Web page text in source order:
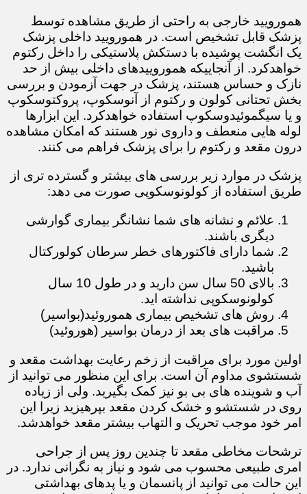
همورویید خارجی به راحتی از طریق مشاهده توسط
پزشک قابل تشخیص است. در همورویید داخلی پزشک
یک انگشت پوشیده با دستکش پلاستیکی را داخل رکتوم
خواهدکرد. از آنجاییکه هموروییدهای داخلی بیش از حد
نازک و حساس هستند، پزشک در جهت آزمودن و بررسی
بخش تحتانی کولون و رکتوم از آنوسکوپ، پروکتوسکوپ
و یا سیگموئیدوسکوپ استفاده خواهدکرد. این ابزارها
لوله هایی منعطف و داروی نور هستند که امکان مشاهده
درون مقعد و رکتوم را برای پزشک فراهم می کنند.
پزشک در موارد زیر بررسی های بیشتر و گسترده تری از
طریق استفاده از کولونوسکوپی صورت می دهد:
علائم و نشانه های شما نشانگر بیماری گوارشی
دیگری باشند.
شما دارای فاکتورهای خطر سرطان کولورکتال
باشید.
بالای 50 سال سن دارید و در طول 10 سال
کولونوسکوپی نداشته اید.​​​​​
روش های تشخیص بیماری هموروئید(بواسیر)
مراقبت های بعد از درمان بواسیر (هوروئید)
اولین مورد برای مراقبت از زخم رعایت بهداشت مقعد و
شستشوی مداوم آن است. برای این منظور می توانید از
آب و شوینده های بی بو نیز کمک بگیرید. ولی از زیاده
روی در شستشو و خشک کردن مقعد بپرهیزید زیرا این
امر خود موجب تحریک و التهاب بیشتر مقعد خواهدشد.
ترشحات مخاطی مقعد تا چندین روز پس از جراحی
امری طبیعی محسوب می شود و نیاز به نگرانی ندارد. در
این حالت می توانید از پانسمان و یا پدهای بهداشتی